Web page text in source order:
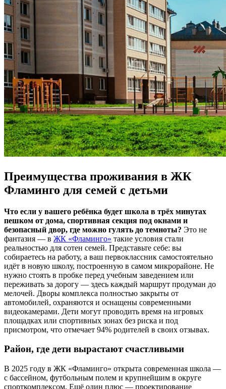
Преимущества проживания в ЖК
Фламинго для семей с детьми
Что если у вашего ребёнка будет школа в трёх минутах
пешком от дома, спортивная секция под окнами и
безопасный двор, где можно гулять до темноты? Это не
фантазия — в ЖК «Фламинго» такие условия стали
реальностью для сотен семей. Представьте себе: вы
собираетесь на работу, а ваш первоклассник самостоятельно
идёт в новую школу, построенную в самом микрорайоне. Не
нужно стоять в пробке перед учебным заведением или
переживать за дорогу — здесь каждый маршрут продуман до
мелочей. Дворы комплекса полностью закрыты от
автомобилей, охраняются и оснащены современными
видеокамерами. Дети могут проводить время на игровых
площадках или спортивных зонах без риска и под
присмотром, что отмечает 94% родителей в своих отзывах.
Район, где дети вырастают счастливыми
В 2025 году в ЖК «Фламинго» открыта современная школа —
с бассейном, футбольным полем и крупнейшим в округе
спорткомплексом. Ещё один плюс — проектирование